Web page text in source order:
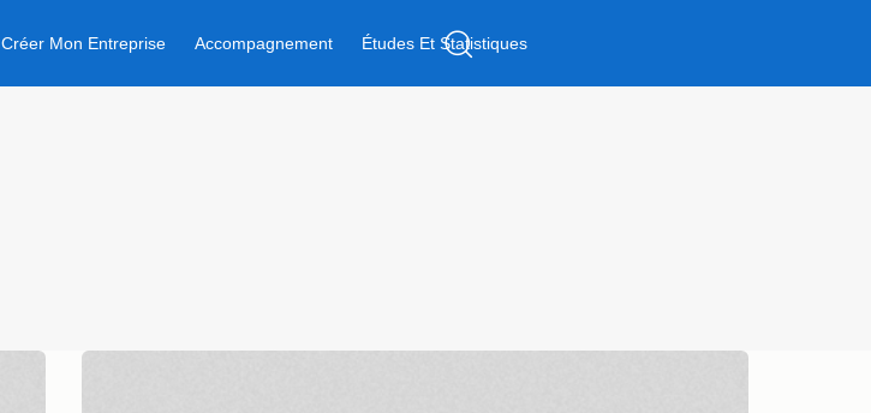
Créer Mon Entreprise Accompagnement Études Et Statistiques